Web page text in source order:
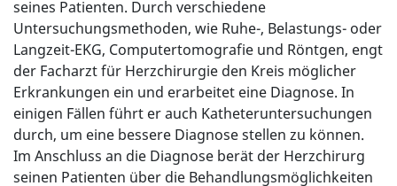
seines Patienten. Durch verschiedene
Untersuchungsmethoden, wie Ruhe-, Belastungs- oder
Langzeit-EKG, Computertomografie und Röntgen, engt
der Facharzt für Herzchirurgie den Kreis möglicher
Erkrankungen ein und erarbeitet eine Diagnose. In
einigen Fällen führt er auch Katheteruntersuchungen
durch, um eine bessere Diagnose stellen zu können.
Im Anschluss an die Diagnose berät der Herzchirurg
seinen Patienten über die Behandlungsmöglichkeiten